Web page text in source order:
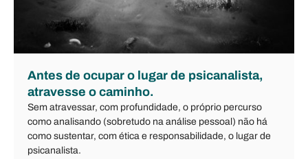
Antes de ocupar o lugar de psicanalista,
atravesse o caminho.
Sem atravessar, com profundidade, o próprio percurso
como analisando (sobretudo na análise pessoal) não há
como sustentar, com ética e responsabilidade, o lugar de
psicanalista.